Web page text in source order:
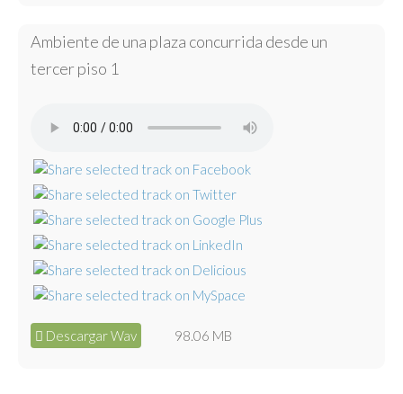
Ambiente de una plaza concurrida desde un
tercer piso 1
Descargar Wav 98.06 MB